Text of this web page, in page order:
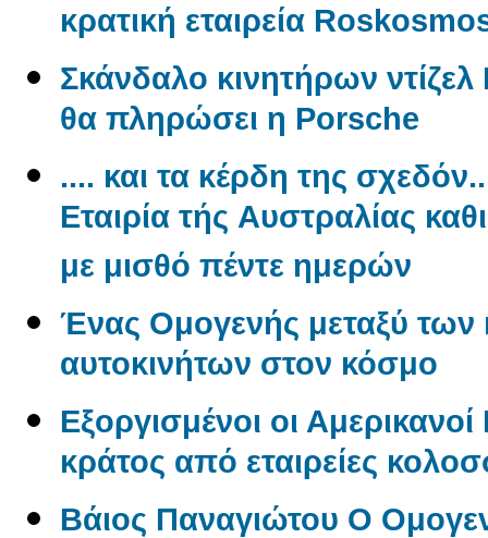
κρατική εταιρεία
Σκάνδαλο κινητήρων
θα πληρώσει η Porsche
.... και τα κέρδη της
Εταιρία τής Aυστραλίας
με μισθό πέντε ημερών
Ένας Oμογενής μεταξύ
αυτοκινήτων στον κόσμο
Εξοργισμένοι οι
κράτος από εταιρείες
Βάιος Παναγιώτου O